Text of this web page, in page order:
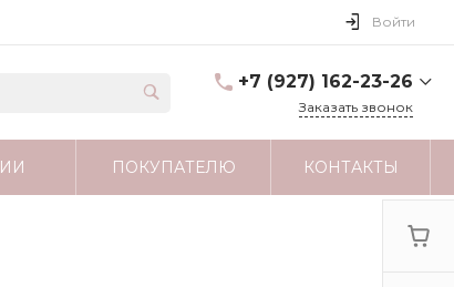
Войти
+7 (927) 162-23-26
astartamag@yandex.ru
Заказать звонок
ПОКУПАТЕЛЮ КОНТАКТЫ